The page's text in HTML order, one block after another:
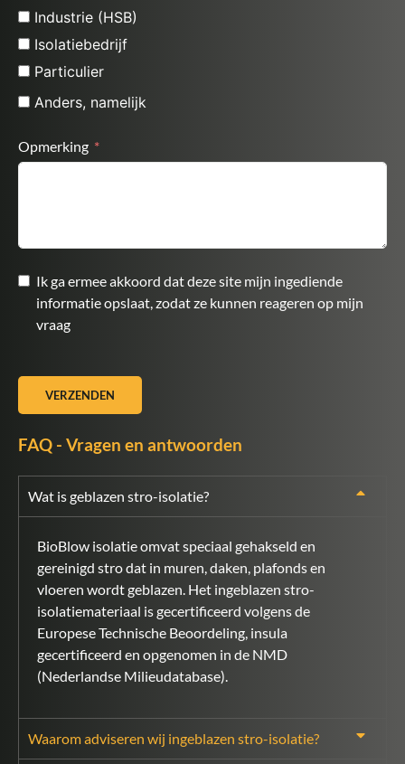
Industrie (HSB)
Isolatiebedrijf
Particulier
Anders, namelijk
Opmerking
Ik ga ermee akkoord dat deze site mijn ingediende
informatie opslaat, zodat ze kunnen reageren op mijn
vraag
VERZENDEN
FAQ - Vragen en antwoorden
Wat is geblazen stro-isolatie?
BioBlow isolatie omvat speciaal gehakseld en
gereinigd stro dat in muren, daken, plafonds en
vloeren wordt geblazen. Het ingeblazen stro-
isolatiemateriaal is gecertificeerd volgens de
Europese Technische Beoordeling, insula
gecertificeerd en opgenomen in de NMD
(Nederlandse Milieudatabase).
Waarom adviseren wij ingeblazen stro-isolatie?